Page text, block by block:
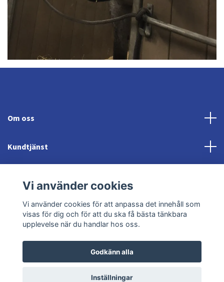
Om oss
Kundtjänst
Sociala medier
© 2026 Jonröds EquishopPowered by Quickbutik
Vi använder cookies
Vi använder cookies för att anpassa det innehåll som
visas för dig och för att du ska få bästa tänkbara
upplevelse när du handlar hos oss.
Godkänn alla
Inställningar